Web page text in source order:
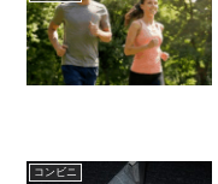
コンビニ